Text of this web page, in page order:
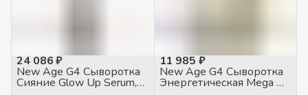
24 086 ₽
New Age G4 Сыворотка
Сияние Glow Up Serum,
11 985 ₽
New Age G4 Сыворотка
Энергетическая Mega Oil,